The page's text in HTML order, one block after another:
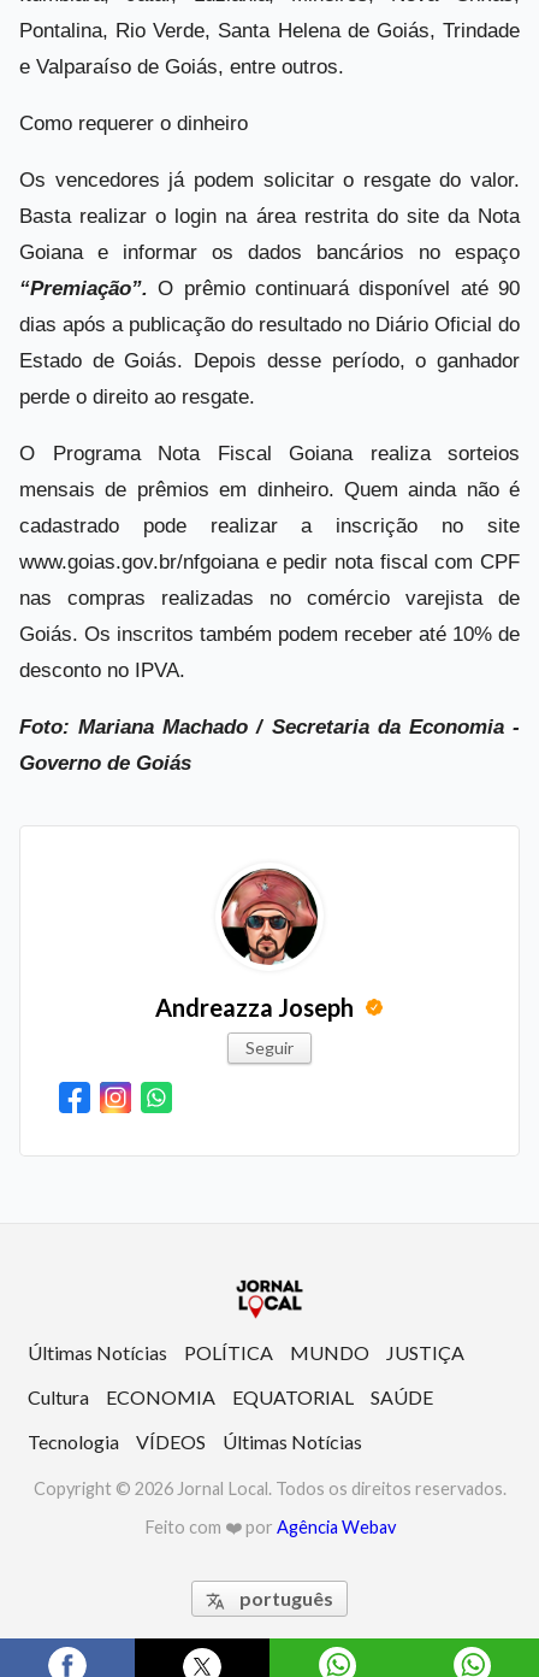
Pontalina, Rio Verde, Santa Helena de Goiás, Trindade
e Valparaíso de Goiás, entre outros.
Como requerer o dinheiro
Os vencedores já podem solicitar o resgate do valor.
Basta realizar o login na área restrita do site da Nota
Goiana e informar os dados bancários no espaço
“Premiação”. O prêmio continuará disponível até 90
dias após a publicação do resultado no Diário Oficial do
Estado de Goiás. Depois desse período, o ganhador
perde o direito ao resgate.
O Programa Nota Fiscal Goiana realiza sorteios
mensais de prêmios em dinheiro. Quem ainda não é
cadastrado pode realizar a inscrição no site
www.goias.gov.br/nfgoiana e pedir nota fiscal com CPF
nas compras realizadas no comércio varejista de
Goiás. Os inscritos também podem receber até 10% de
desconto no IPVA.
Foto: Mariana Machado / Secretaria da Economia -
Governo de Goiás
Andreazza Joseph
Seguir
Últimas Notícias POLÍTICA MUNDO
JUSTIÇA
Cultura
ECONOMIA EQUATORIAL
SAÚDE
Tecnologia
VÍDEOS Últimas Notícias
Copyright © 2026 Jornal Local. Todos os direitos reservados.
Feito com ❤️ por Agência Webav
 português